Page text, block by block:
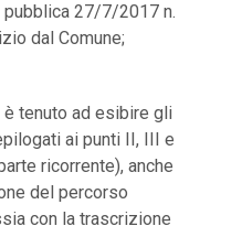
pubblica 27/7/2017 n.
dal Comune;
è tenuto ad esibire gli
ai punti II, III e
ricorrente), anche
del percorso
con la trascrizione